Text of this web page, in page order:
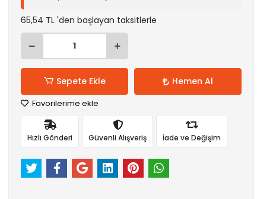
65,54 TL 'den başlayan taksitlerle
Sepete Ekle Hemen Al
Favorilerime ekle
Hızlı Gönderi Güvenli Alışveriş İade ve Değişim